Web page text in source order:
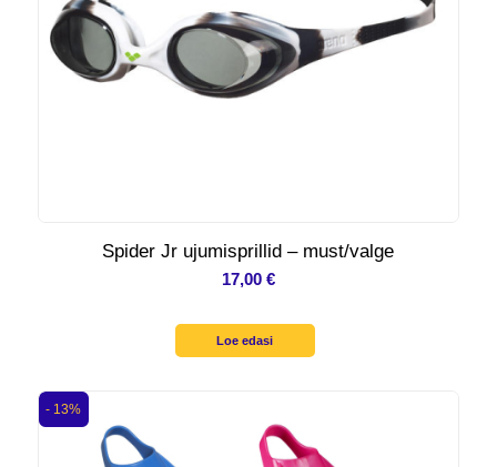
Spider Jr ujumisprillid – must/valge
17,00 €
Loe edasi
- 13%